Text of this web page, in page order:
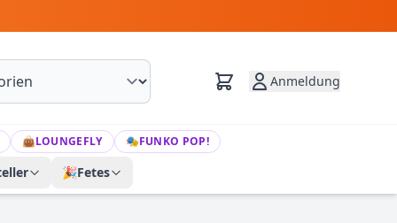
Anmeldung
👜LOUNGEFLY 🎭FUNKO POP!
🎉Fetes